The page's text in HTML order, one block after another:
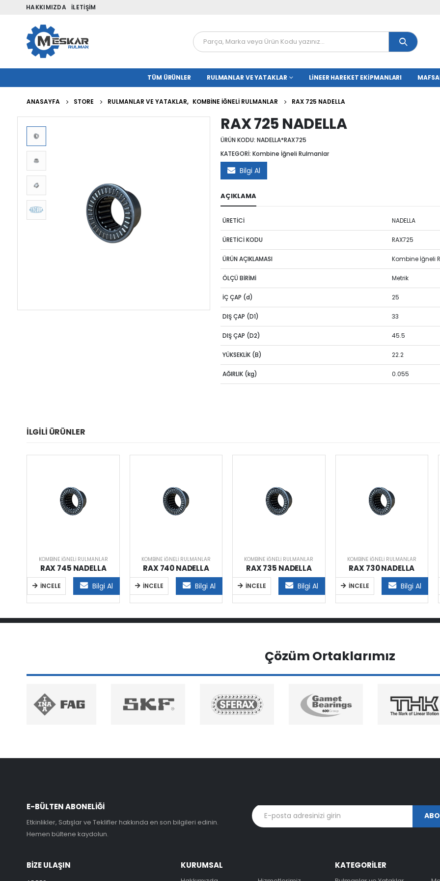
HAKKIMIZDA İLETIŞIM
TÜM ÜRÜNLER RULMANLAR VE YATAKLAR LINEER HAREKET EKIPMANLARI
ANASAYFA STORE RULMANLAR VE YATAKLAR, KOMBINE İĞNELI RULMANLAR RAX 725 NADELLA
RAX 725 NADELLA
ÜRÜN KODU:NADELLA*RAX725
KATEGORİ:Kombine İğneli Rulmanlar
Bilgi Al
AÇIKLAMA
ÜRETİCİ NADELLA
ÜRETİCİ KODU RAX725
ÜRÜN AÇIKLAMASI Kombine İğneli
ÖLÇÜ BİRİMİ Metrik
İÇ ÇAP (d) 25
DIŞ ÇAP (D1) 33
DIŞ ÇAP (D2) 45.5
YÜKSEKLİK (B) 22.2
AĞIRLIK (kg) 0.055
İLGILI ÜRÜNLER
KOMBINE İĞNELI RULMANLAR
RAX 745 NADELLA
İNCELE Bilgi Al
KOMBINE İĞNELI RULMANLAR
RAX 740 NADELLA
İNCELE Bilgi Al
KOMBINE İĞNELI RULMANLAR
RAX 735 NADELLA
İNCELE Bilgi Al
KOMBINE İĞNELI RULMANLAR
RAX 730 NADELLA
İNCELE Bilgi Al
Çözüm Ortaklarımız
E-BÜLTEN ABONELİĞİ
Etkinlikler, Satışlar ve Teklifler hakkında en son bilgileri edinin.
Hemen bültene kaydolun.
BİZE ULAŞIN KURUMSAL KATEGORİLER